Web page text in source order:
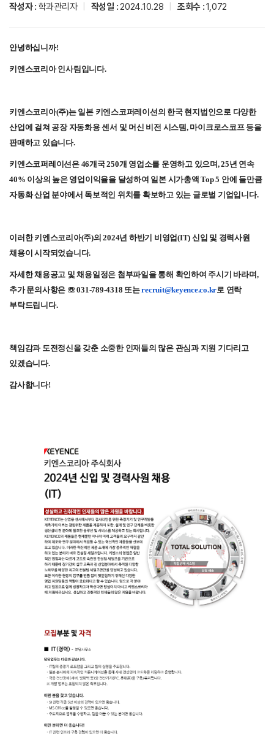
작성자 : 학과관리자 작성일 :2024.10.28 조회수 :1,072
안녕하십니까!
키엔스코리아 인사팀입니다.
키엔스코리아(주)는 일본 키엔스코퍼레이션의 한국 현지법인으로 다양한
산업에 걸쳐 공장 자동화용 센서 및 머신 비전 시스템, 마이크로스코프 등을
판매하고 있습니다.
키엔스코퍼레이션은 46개국 250개 영업소를 운영하고 있으며, 25년 연속
40% 이상의 높은 영업이익율을 달성하여 일본 시가총액 Top 5 안에 들만큼
자동화 산업 분야에서 독보적인 위치를 확보하고 있는 글로벌 기업입니다.
이러한 키엔스코리아(주)의 2024년 하반기 비영업(IT) 신입 및 경력사원
채용이 시작되었습니다.
자세한 채용공고 및 채용일정은 첨부파일을 통해 확인하여 주시기 바라며,
추가 문의사항은 ☏ 031-789-4318 또는recruit@keyence.co.kr로 연락
부탁드립니다.
책임감과 도전정신을 갖춘 소중한 인재들의 많은 관심과 지원 기다리고
있겠습니다.
감사합니다!